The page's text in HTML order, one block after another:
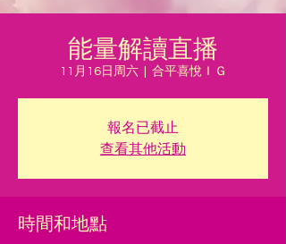
能量解讀直播
11月16日周六
  |
合平喜悅ＩＧ
報名已截止
查看其他活動
時間和地點